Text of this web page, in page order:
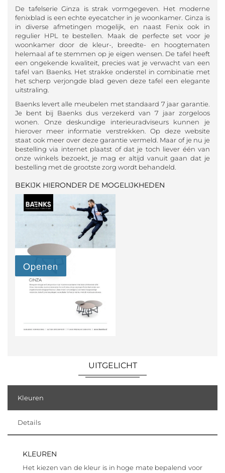
De tafelserie Ginza is strak vormgegeven. Het moderne
fenixblad is een echte eyecatcher in je woonkamer. Ginza is
in diverse afmetingen mogelijk, en naast Fenix ook in
regulier HPL te bestellen. Maak de perfecte set voor je
woonkamer door de kleur-, breedte- en hoogtematen
helemaal af te stemmen op je eigen wensen. De tafel heeft
een ongekende kwaliteit, precies wat je verwacht van een
tafel van Baenks. Het strakke onderstel in combinatie met
het scherp verjongde blad geven deze tafel een elegante
uitstraling.
Baenks levert alle meubelen met standaard 7 jaar garantie.
Je bent bij Baenks dus verzekerd van 7 jaar zorgeloos
wonen. Onze deskundige interieuradviseurs kunnen je
hierover meer informatie verstrekken. Op deze website
staat ook meer over deze garantie vermeld. Maar of je nu je
bestelling via internet plaatst of dat je toch liever één van
onze winkels bezoekt, je mag er altijd vanuit gaan dat je
bestelling met de grootste zorg wordt behandeld.
BEKIJK HIERONDER DE MOGELIJKHEDEN
UITGELICHT
Kleuren
Details
KLEUREN
Het kiezen van de kleur is in hoge mate bepalend voor